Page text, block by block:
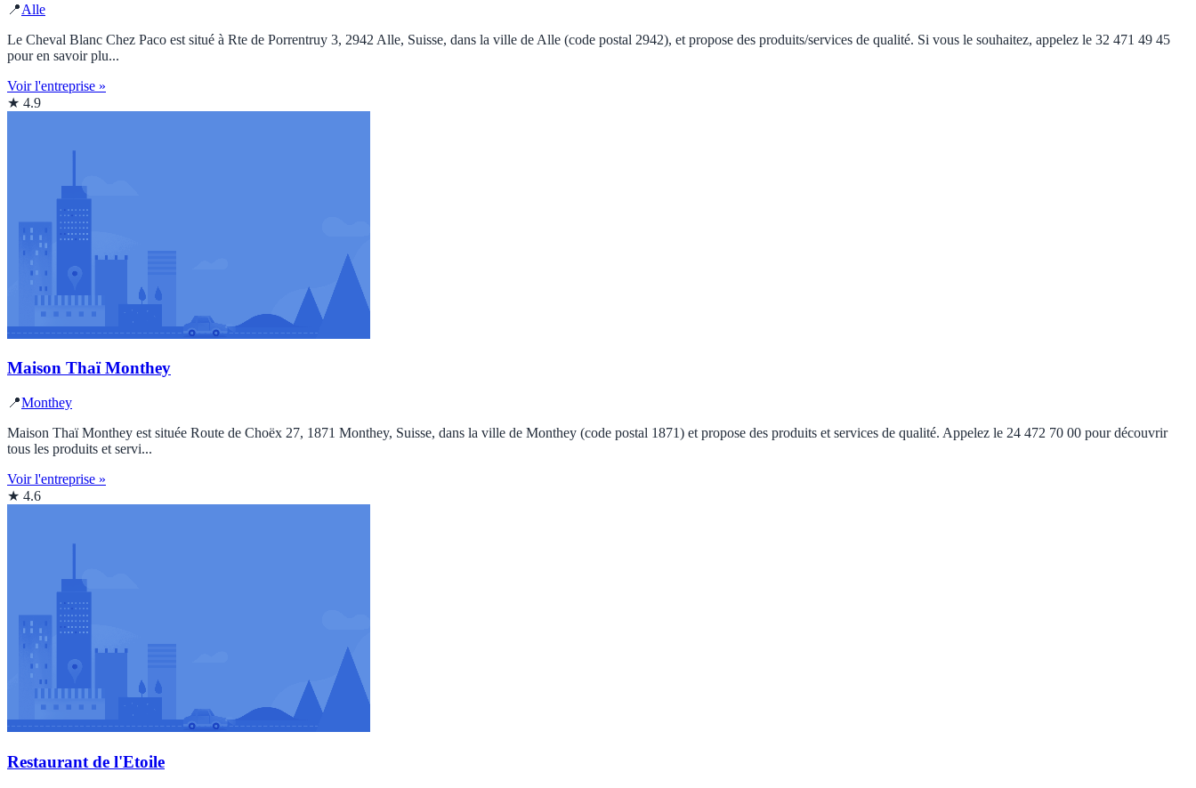
📍Alle
Le Cheval Blanc Chez Paco est situé à Rte de Porrentruy 3, 2942 Alle, Suisse, dans la ville de Alle (code postal 2942), et propose des produits/services de qualité. Si vous le souhaitez, appelez le 32 471 49 45
pour en savoir plu...
Voir l'entreprise »
★ 4.9
Maison Thaï Monthey
📍Monthey
Maison Thaï Monthey est située Route de Choëx 27, 1871 Monthey, Suisse, dans la ville de Monthey (code postal 1871) et propose des produits et services de qualité. Appelez le 24 472 70 00 pour découvrir
tous les produits et servi...
Voir l'entreprise »
★ 4.6
Restaurant de l'Etoile